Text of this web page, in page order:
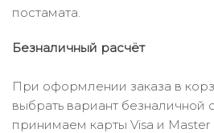
постамата.
Безналичный расчёт
При оформлении заказа в
выбрать вариант безналичной
принимаем карты Visa и Master